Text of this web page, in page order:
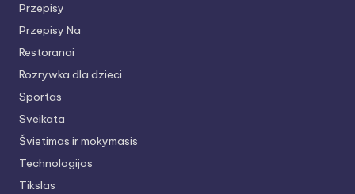
Przepisy
Przepisy Na
Restoranai
Rozrywka dla dzieci
Sportas
Sveikata
Švietimas ir mokymasis
Technologijos
Tikslas